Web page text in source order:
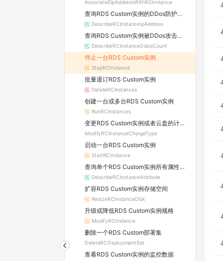
AssociateEipAddressWithRCInstance
查询RDS Custom实例的DDos防护信息及所属原生防护实例的详情
DescribeRCInstanceIpAddress
查询RDS Custom实例被DDos攻击的数量
DescribeRCInstanceDdosCount
停止一台RDS Custom实例
StopRCInstance
批量退订RDS Custom实例
DeleteRCInstances
创建一台或多台RDS Custom实例
RunRCInstances
变更RDS Custom实例或者云盘的计费方式
ModifyRCInstanceChargeType
启动一台RDS Custom实例
StartRCInstance
查询单个RDS Custom实例所有属性信息
DescribeRCInstanceAttribute
扩容RDS Custom实例存储空间
ResizeRCInstanceDisk
升级或降低RDS Custom实例规格
ModifyRCInstance
删除一个RDS Custom部署集
DeleteRCDeploymentSet
查看RDS Custom实例的监控数据